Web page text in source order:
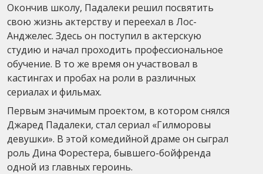
Окончив школу, Падалеки решил посвятить
свою жизнь актерству и переехал в Лос-
Анджелес. Здесь он поступил в актерскую
студию и начал проходить профессиональное
обучение. В то же время он участвовал в
кастингах и пробах на роли в различных
сериалах и фильмах.
Первым значимым проектом, в котором снялся
Джаред Падалеки, стал сериал «Гилморовы
девушки». В этой комедийной драме он сыграл
роль Дина Форестера, бывшего-бойфренда
одной из главных героинь.